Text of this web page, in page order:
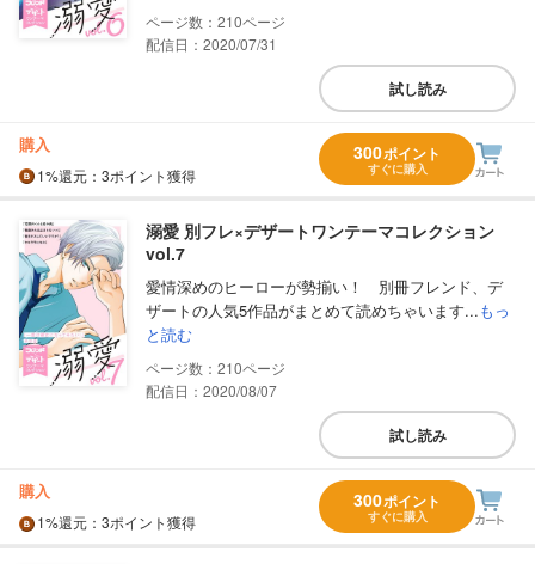
210
配信日：2020/07/31
試し読み
購入
1%還元 ：3ポイント獲得
300ポイント
すぐに購入
溺愛 別フレ×デザートワンテーマコレクション
vol.7
愛情深めのヒーローが勢揃い！ 別冊フレンド、デ
ザートの人気5作品がまとめて読めちゃいます...もっ
と読む
210
配信日：2020/08/07
試し読み
購入
1%還元 ：3ポイント獲得
300ポイント
すぐに購入